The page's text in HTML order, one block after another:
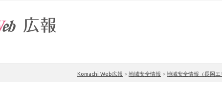
Komachi Web広報 > 地域安全情報 > 地域安全情報（長岡エ